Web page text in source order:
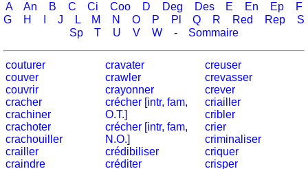
portugais
roumain
néerlandais
Utilités
Convertisseurs
d'unités
Plaques
d'immatriculation
Coucher
A An B C Ci Coo D Deg Des E En Ep
F
G
H J L M N O P Pl Q R Red Rep
S
Sp
T U V W- Sommaire
couturer
couver
couvrir
cracher
crachiner
crachoter
crachouiller
crailler
craindre
cravater
crawler
crayonner
crécher [intr, fam,
O.T.]
crécher [intr, fam,
N.O.]
crédibiliser
créditer
creuser
crevasser
crever
criailler
cribler
crier
criminaliser
criquer
crisper